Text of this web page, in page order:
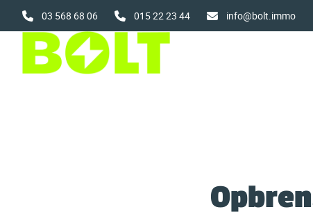
Ga naar hoofdinhoud
03 568 68 06 015 22 23 44 info@bolt.immo